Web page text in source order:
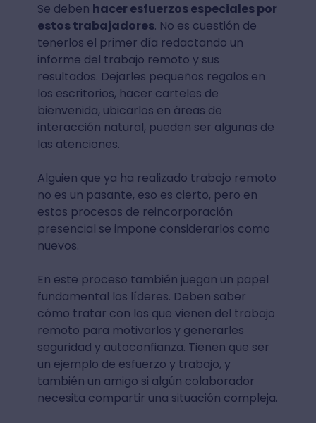
Se deben hacer esfuerzos especiales por
estos trabajadores. No es cuestión de
tenerlos el primer día redactando un
informe del trabajo remoto y sus
resultados. Dejarles pequeños regalos en
los escritorios, hacer carteles de
bienvenida, ubicarlos en áreas de
interacción natural, pueden ser algunas de
las atenciones.
Alguien que ya ha realizado trabajo remoto
no es un pasante, eso es cierto, pero en
estos procesos de reincorporación
presencial se impone considerarlos como
nuevos.
En este proceso también juegan un papel
fundamental los líderes. Deben saber
cómo tratar con los que vienen del trabajo
remoto para motivarlos y generarles
seguridad y autoconfianza. Tienen que ser
un ejemplo de esfuerzo y trabajo, y
también un amigo si algún colaborador
necesita compartir una situación compleja.